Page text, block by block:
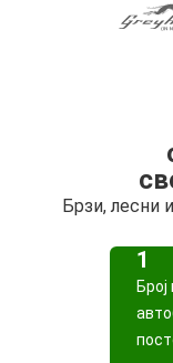
Брзи, лесни
1
Број